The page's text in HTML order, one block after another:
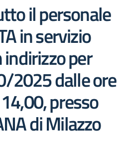
il personale
in servizio
per
2025 dalle ore
presso
di Milazzo